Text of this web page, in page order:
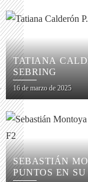
TATIANA
SEBRING
16 de marzo de 2025
SEBASTIÁN
PUNTOS EN